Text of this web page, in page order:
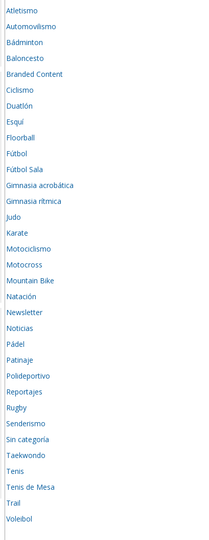
Atletismo
Automovilismo
Bádminton
Baloncesto
Branded Content
Ciclismo
Duatlón
Esquí
Floorball
Fútbol
Fútbol Sala
Gimnasia acrobática
Gimnasia rítmica
Judo
Karate
Motociclismo
Motocross
Mountain Bike
Natación
Newsletter
Noticias
Pádel
Patinaje
Polideportivo
Reportajes
Rugby
Senderismo
Sin categoría
Taekwondo
Tenis
Tenis de Mesa
Trail
Voleibol